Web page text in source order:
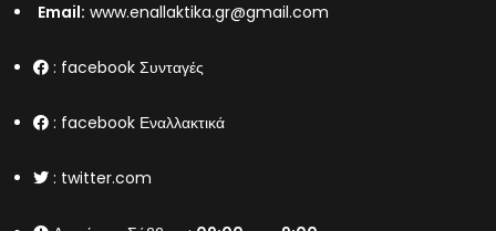
Email: www.enallaktika.gr@gmail.com
: facebook Συνταγές
: facebook Εναλλακτικά
: twitter.com